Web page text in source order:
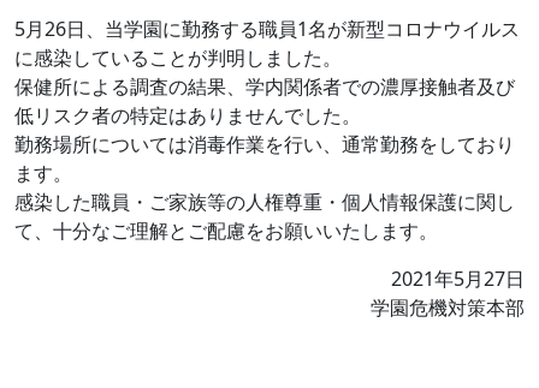
5月26日、当学園に勤務する職員1名が新型コロナウイルス
に感染していることが判明しました。
保健所による調査の結果、学内関係者での濃厚接触者及び
低リスク者の特定はありませんでした。
勤務場所については消毒作業を行い、通常勤務をしており
ます。
感染した職員・ご家族等の人権尊重・個人情報保護に関し
て、十分なご理解とご配慮をお願いいたします。
2021年5月27日
学園危機対策本部